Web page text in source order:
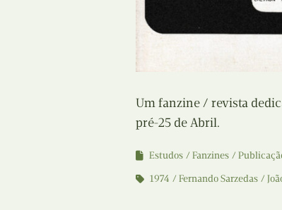
Um fanzine / revista
pré-25 de Abril.
Estudos Fanzines
1974
Fernando Sarzedas